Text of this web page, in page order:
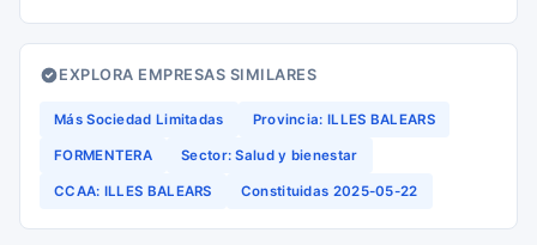
EXPLORA EMPRESAS SIMILARES
Más Sociedad Limitadas Provincia: ILLES BALEARS
FORMENTERA Sector: Salud y bienestar
CCAA: ILLES BALEARS Constituidas 2025-05-22